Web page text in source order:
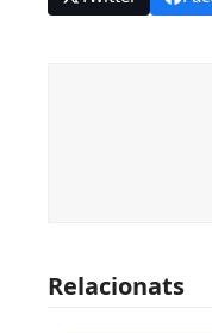
Relacionats